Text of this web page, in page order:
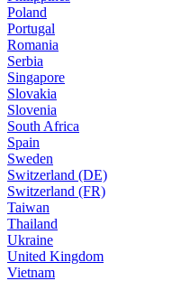
Poland
Portugal
Romania
Serbia
Singapore
Slovakia
Slovenia
South Africa
Spain
Sweden
Switzerland (DE)
Switzerland (FR)
Taiwan
Thailand
Ukraine
United Kingdom
Vietnam